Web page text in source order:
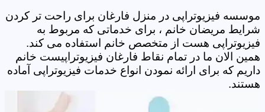
موسسه فیزیوتراپی در منزل فارغان برای راحت تر کردن
شرایط مریضان خانم ، برای خدماتی که مربوط به
فیزیوتراپی هست از متخصص خانم استفاده می کند.
همین الان ما در تمام نقاط فارغان فیزیوتراپیست خانم
داریم که برای ارائه نمودن انواع خدمات فیزیوتراپی آماده
هستند.